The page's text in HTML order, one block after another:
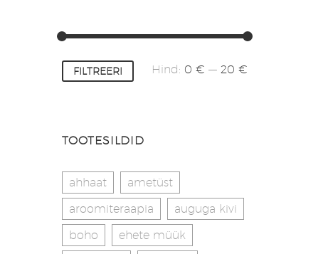
Minimaalne
hind
Maksimaalne
hind
FILTREERI Hind: 0 € — 20 €
TOOTESILDID
ahhaat
ametüst
aroomiteraapia
auguga kivi
boho
ehete müük